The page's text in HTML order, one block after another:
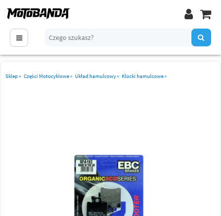
Sklep» Części Motocyklowe» Układ hamulcowy» Klocki hamulcowe»